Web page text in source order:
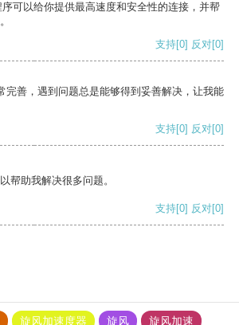
可以给你提供最高速度和安全性的连接，并帮
支持[0] 反对[0]
完善，遇到问题总是能够得到妥善解决，让我能
支持[0] 反对[0]
帮助我解决很多问题。
支持[0] 反对[0]
旋风加速度器 旋风
旋风加速